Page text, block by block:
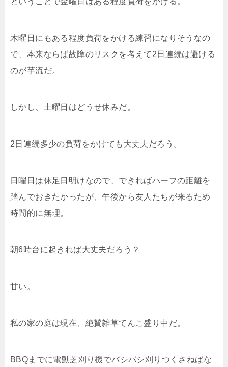
木曜日にもある程度負荷をかける練習になりそうなの
で、本来ならば故障のリスクを考えて2日連続は避ける
のが芋流だ。
しかし、土曜日はどうせ休みだ。
2日連続多少の負荷をかけても大丈夫だろう。
日曜日は休足日明けなので、できればハーフの距離を
踏んでおきたかったが、午後から友人たちが来るため
時間的に無理。
朝6時台に起きれば大丈夫だろう？
甘い。
私の家の庭は現在、絶賛雑草てんこ盛り中だ。
BBQまでに電動芝刈り機でバシバシ刈りつくさねばな